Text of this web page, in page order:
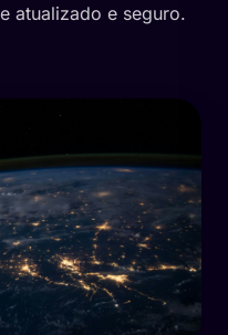
atualizado e seguro.